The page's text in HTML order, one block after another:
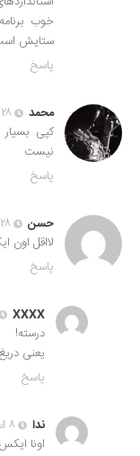
خوب
ستایش
پاسخ
محمد
۲۸ بهمن, ۱۳۹۷ در ۹:۰۳ ب٫ظ
نیست
پاسخ
حسن
۲۸ بهمن, ۱۳۹۷ در ۵:۱۱ ب٫ظ
لااقل اون
پاسخ
XXXX
درسته!
یعنی
پاسخ
ندا
۸ اسفند, ۱۳۹۷ در ۱۰:۲۸ ق٫ظ
اونا